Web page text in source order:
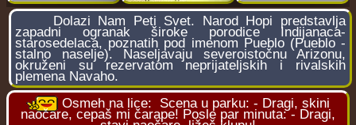
Dolazi Nam Peti Svet. Narod Hopi predstavlja
zapadni ogranak široke porodice Indijanaca-
starosedelaca, poznatih pod imenom Pueblo (Pueblo -
stalno naselje). Naseljavaju severoistočnu Arizonu,
okruženi su rezervatom neprijateljskih i rivalskih
plemena Navaho.
Osmeh na lice: Scena u parku: - Dragi, skini
naočare, cepaš mi čarape! Posle par minuta: - Dragi,